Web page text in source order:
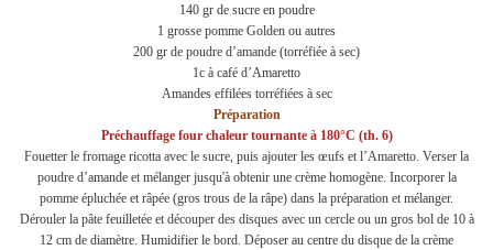
140 gr de sucre en poudre
1 grosse pomme Golden ou autres
200 gr de poudre d’amande (torréfiée à sec)
1c à café d’Amaretto
Amandes effilées torréfiées à sec
Préparation
Préchauffage four chaleur tournante à 180°C (th. 6)
Fouetter le fromage ricotta avec le sucre, puis ajouter les œufs et l’Amaretto. Verser la
poudre d’amande et mélanger jusqu'à obtenir une crème homogène. Incorporer la
pomme épluchée et râpée (gros trous de la râpe) dans la préparation et mélanger.
Dérouler la pâte feuilletée et découper des disques avec un cercle ou un gros bol de 10 à
12 cm de diamètre. Humidifier le bord. Déposer au centre du disque de la crème